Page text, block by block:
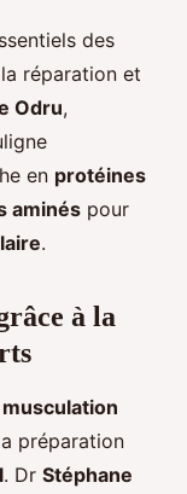
des
réparation et
Odru,
en protéines
aminés pour
.
à la
musculation
préparation
. Dr Stéphane